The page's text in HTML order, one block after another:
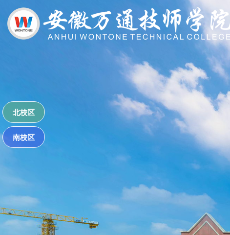
北校区
南校区